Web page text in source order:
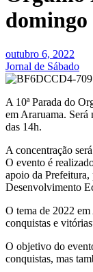
domingo
outubro 6, 2022
Jornal de Sábado
A 10ª Parada do
em Araruama.
das 14h.
A concentração
O evento é
apoio da
Desenvolvimento
O tema de 2022 em
conquistas e
O objetivo do
conquistas, mas